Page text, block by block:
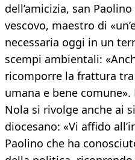
dell’amicizia, san
vescovo, maestro di
necessaria oggi in un
scempi ambientali:
ricomporre la frattura
umana e bene
Nola si rivolge anche ai
diocesano: «Vi affido
Paolino che ha